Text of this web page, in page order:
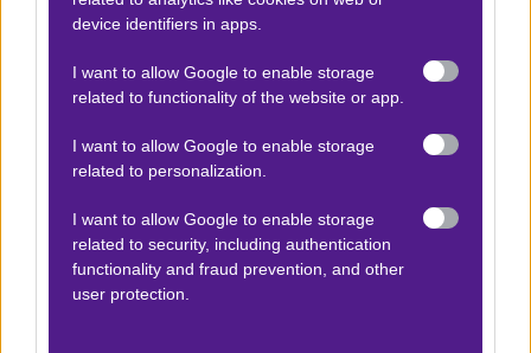
device identifiers in apps.
I want to allow Google to enable storage
related to functionality of the website or app.
I want to allow Google to enable storage
related to personalization.
I want to allow Google to enable storage
related to security, including authentication
functionality and fraud prevention, and other
user protection.
Δεν υπάρχει βαθμολογία για τη συγκεκριμένη
ανάλυση.